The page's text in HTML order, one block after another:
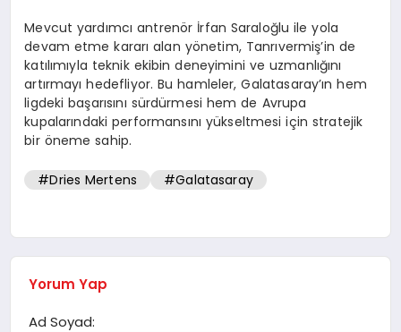
Mevcut yardımcı antrenör İrfan Saraloğlu ile yola
devam etme kararı alan yönetim, Tanrıvermiş’in de
katılımıyla teknik ekibin deneyimini ve uzmanlığını
artırmayı hedefliyor. Bu hamleler, Galatasaray’ın hem
ligdeki başarısını sürdürmesi hem de Avrupa
kupalarındaki performansını yükseltmesi için stratejik
bir öneme sahip.
#Dries Mertens #Galatasaray
Yorum Yap
Ad Soyad: